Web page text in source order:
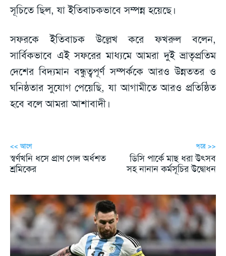
সূচিতে ছিল, যা ইতিবাচকভাবে সম্পন্ন হয়েছে।
সফরকে ইতিবাচক উল্লেখ করে ফখরুল বলেন,
সার্বিকভাবে এই সফরের মাধ্যমে আমরা দুই ভ্রাতৃপ্রতিম
দেশের বিদ্যমান বন্ধুত্বপূর্ণ সম্পর্ককে আরও উন্নততর ও
ঘনিষ্ঠতার সুযোগ পেয়েছি, যা আগামীতে আরও প্রতিষ্ঠিত
হবে বলে আমরা আশাবাদী।
<< আগে
স্বর্ণখনি ধসে প্রাণ গেল অর্ধশত
শ্রমিকের
পরে >>
ডিসি পার্কে মাছ ধরা উৎসব
সহ নানান কর্মসূচির উদ্বোধন